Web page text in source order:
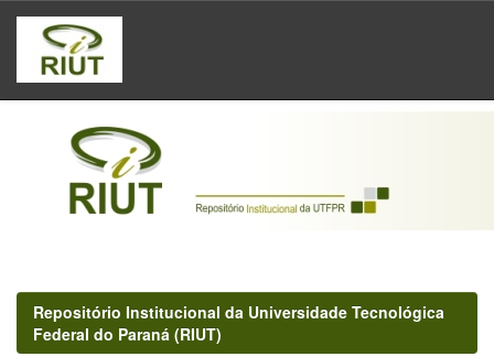
Skip
navigation
Repositório Institucional da Universidade Tecnológica
Federal do Paraná (RIUT)